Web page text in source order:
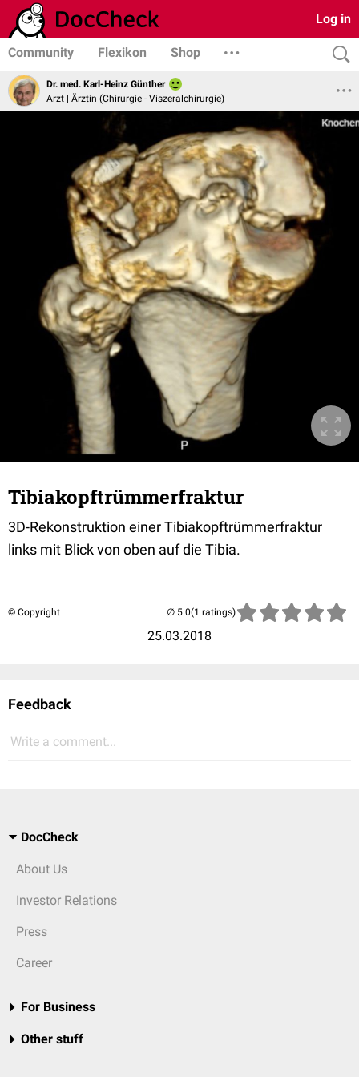
Log in
Community Flexikon Shop
Dr. med. Karl-Heinz Günther
Arzt | Ärztin (Chirurgie - Viszeralchirurgie)
Tibiakopftrümmerfraktur
3D-Rekonstruktion einer Tibiakopftrümmerfraktur
links mit Blick von oben auf die Tibia.
© Copyright
25.03.2018
(1 ratings)
Feedback
Write a comment...
DocCheck
About Us
Investor Relations
Press
Career
For Business
Other stuff